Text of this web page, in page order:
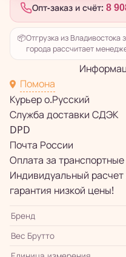
Опт-заказ и счёт: 8
📦Отгрузка из Владивостока
города рассчитает
Помона
Курьер о.Русский
Служба доставки СДЭК
DPD
Почта России
Оплата за транспортные
Индивидуальный
гарантия низкой цены!
Бренд
Вес Брутто